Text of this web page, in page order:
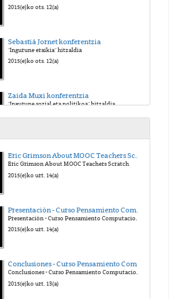
2015(e)ko ots. 12(a)
Sebastià Jornet konferentzia
"Ingurune eraikia" hitzaldia
2015(e)ko ots. 12(a)
Zaida Muxi konferentzia
"Ingurune sozial eta politikoa" hitzaldia
"Ingurune digitala" hitzaldia
"Herritarren parte hartzea hirigintzako planeamenduan"
AGORA 2015 Kongresua
Eric Grimson About MOOC Teachers Scratch
Eric Grimson About MOOC Teachers Scratch
2015(e)ko urt. 14(a)
Presentación - Curso Pensamiento Computacional en la Escuela
2015(e)ko urt. 14(a)
Conclusiones - Curso Pensamiento Computacional en la Escuela
Conclusiones - Curso Pensamiento Computacional en la Escuela
2015(e)ko urt. 13(a)